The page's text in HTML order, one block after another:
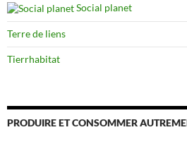
Social planet
Terre de liens
Tierrhabitat
PRODUIRE ET CONSOMMER